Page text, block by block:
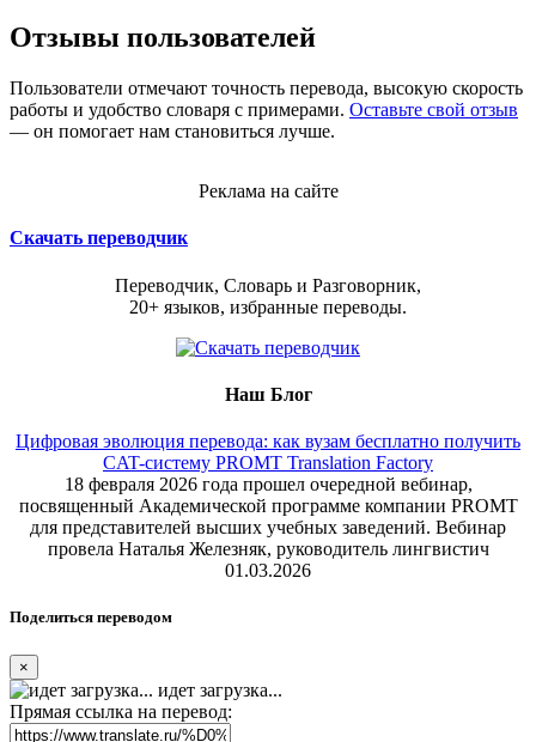
Отзывы пользователей
Пользователи отмечают точность перевода, высокую скорость
работы и удобство словаря с примерами. Оставьте свой отзыв
— он помогает нам становиться лучше.
Реклама на сайте
Скачать переводчик
Переводчик, Словарь и Разговорник,
20+ языков, избранные переводы.
Наш Блог
Цифровая эволюция перевода: как вузам бесплатно получить
CAT-систему PROMT Translation Factory
18 февраля 2026 года прошел очередной вебинар,
посвященный Академической программе компании PROMT
для представителей высших учебных заведений. Вебинар
провела Наталья Железняк, руководитель лингвистич
01.03.2026
Поделиться переводом
×
идет загрузка...
Прямая ссылка на перевод: